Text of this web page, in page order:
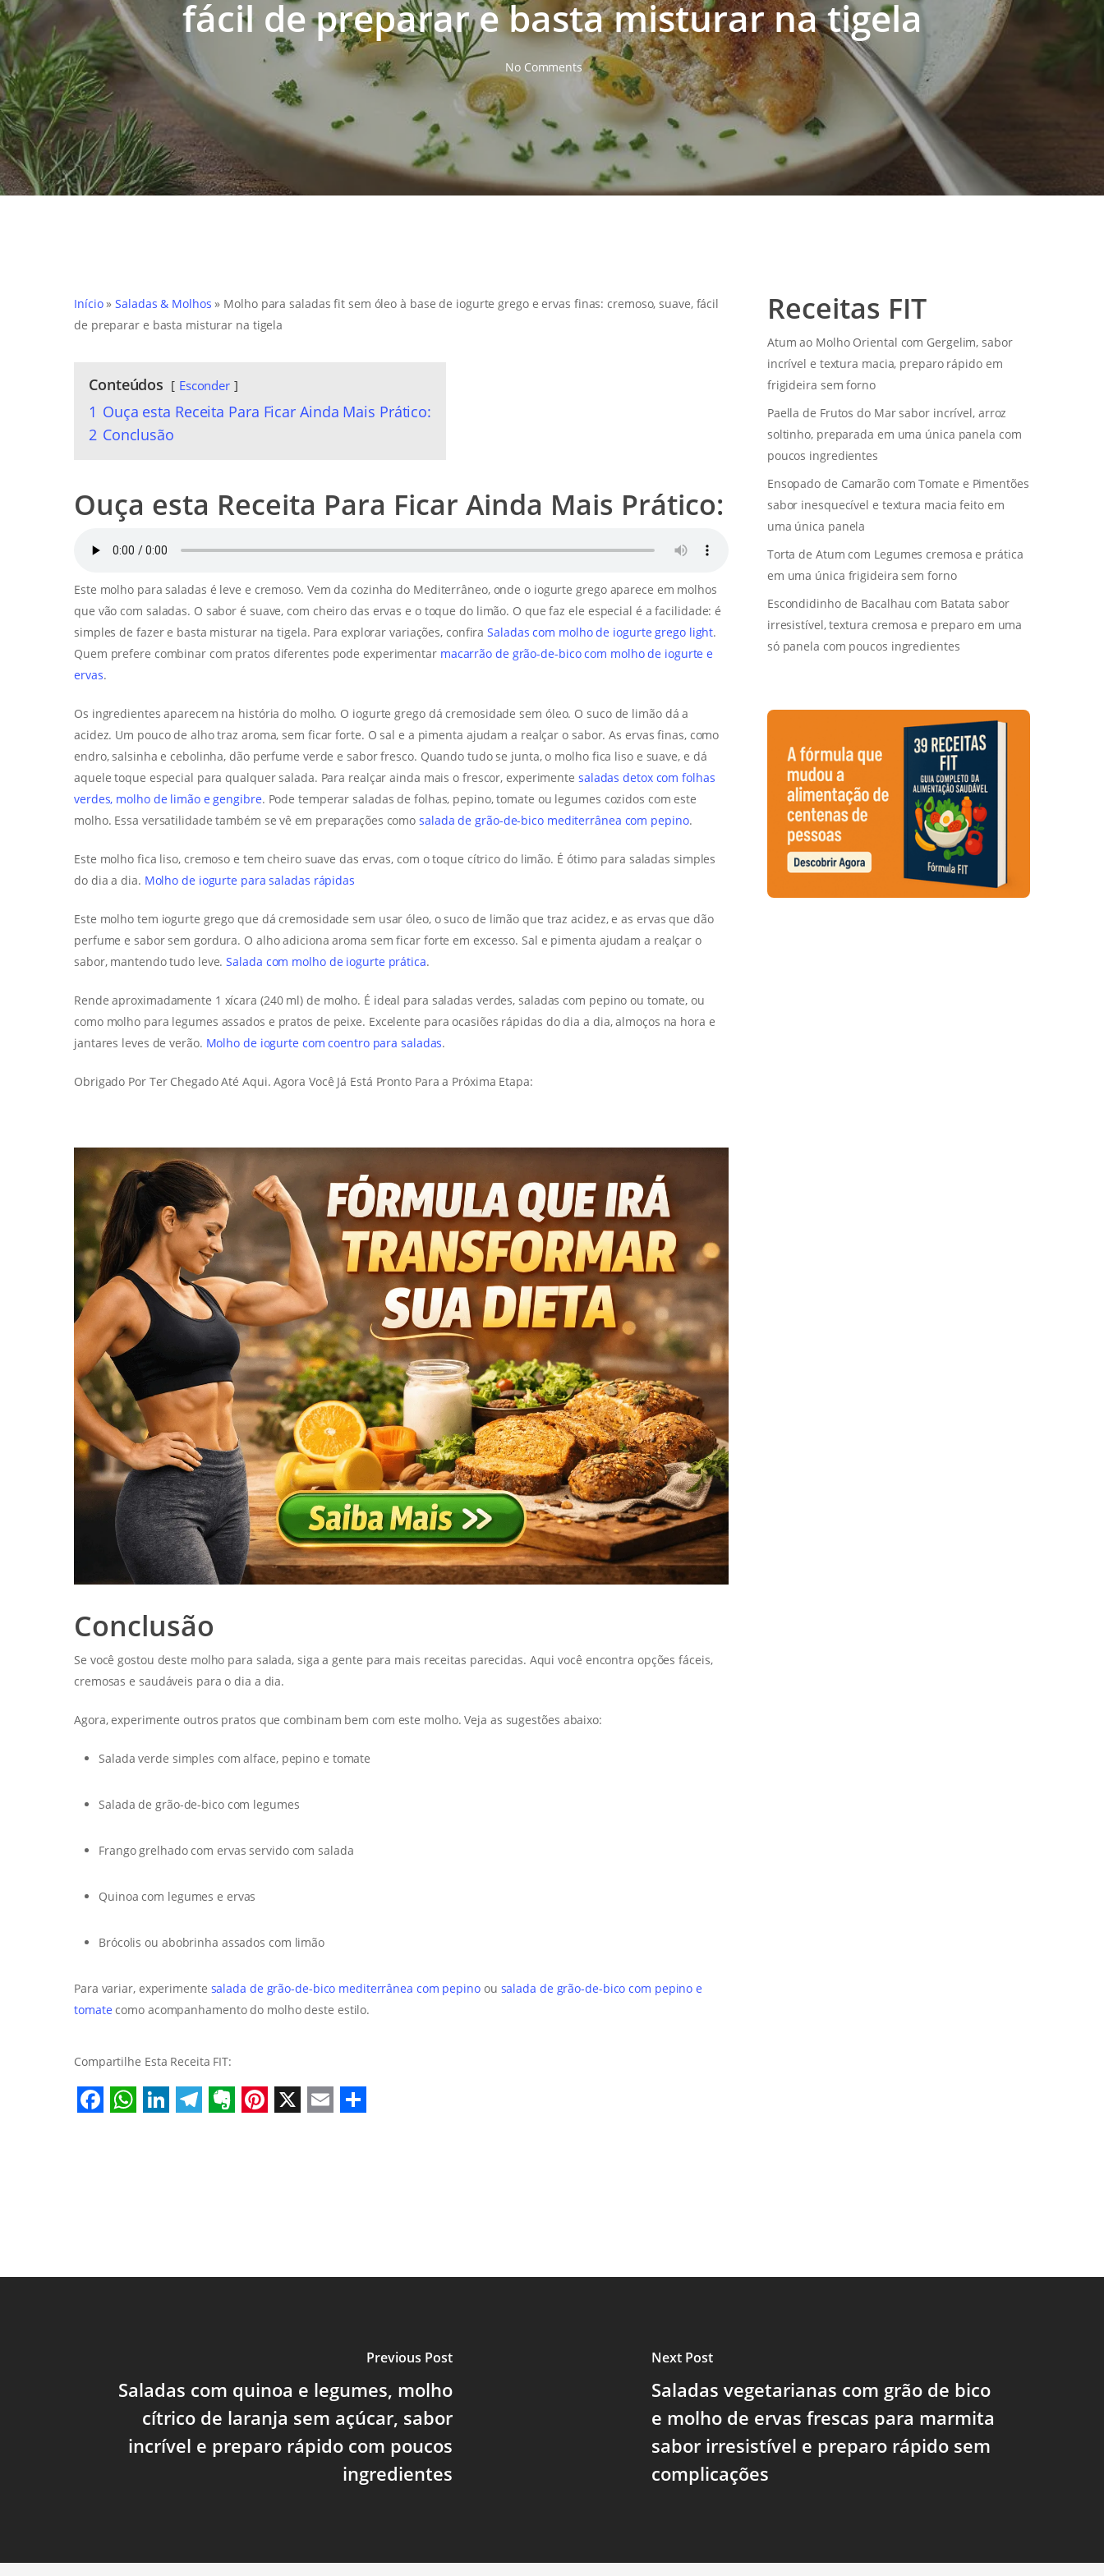
Hit enter to search or ESC to close
fácil de preparar e basta misturar na tigela
No Comments
Início»Saladas & Molhos » Molho para saladas fit sem óleo à base de iogurte grego e ervas finas: cremoso, suave, fácil
de preparar e basta misturar na tigela
Conteúdos Esconder
1 Ouça esta Receita Para Ficar Ainda Mais Prático:
2 Conclusão
Ouça esta Receita Para Ficar Ainda Mais Prático:
Este molho para saladas é leve e cremoso. Vem da cozinha do Mediterrâneo, onde o iogurte grego aparece em molhos
que vão com saladas. O sabor é suave, com cheiro das ervas e o toque do limão. O que faz ele especial é a facilidade: é
simples de fazer e basta misturar na tigela. Para explorar variações, confiraSaladas com molho de iogurte grego light.
Quem prefere combinar com pratos diferentes pode experimentar macarrão de grão-de-bico com molho de iogurte e
ervas.
Os ingredientes aparecem na história do molho. O iogurte grego dá cremosidade sem óleo. O suco de limão dá a
acidez. Um pouco de alho traz aroma, sem ficar forte. O sal e a pimenta ajudam a realçar o sabor. As ervas finas, como
endro, salsinha e cebolinha, dão perfume verde e sabor fresco. Quando tudo se junta, o molho fica liso e suave, e dá
aquele toque especial para qualquer salada. Para realçar ainda mais o frescor, experimente saladas detox com folhas
verdes, molho de limão e gengibre. Pode temperar saladas de folhas, pepino, tomate ou legumes cozidos com este
molho. Essa versatilidade também se vê em preparações comosalada de grão-de-bico mediterrânea com pepino.
Este molho fica liso, cremoso e tem cheiro suave das ervas, com o toque cítrico do limão. É ótimo para saladas simples
do dia a dia. Molho de iogurte para saladas rápidas
Este molho tem iogurte grego que dá cremosidade sem usar óleo, o suco de limão que traz acidez, e as ervas que dão
perfume e sabor sem gordura. O alho adiciona aroma sem ficar forte em excesso. Sal e pimenta ajudam a realçar o
sabor, mantendo tudo leve.Salada com molho de iogurte prática.
Rende aproximadamente 1 xícara (240 ml) de molho. É ideal para saladas verdes, saladas com pepino ou tomate, ou
como molho para legumes assados e pratos de peixe. Excelente para ocasiões rápidas do dia a dia, almoços na hora e
jantares leves de verão. Molho de iogurte com coentro para saladas.
Obrigado Por Ter Chegado Até Aqui. Agora Você Já Está Pronto Para a Próxima Etapa:
Conclusão
Se você gostou deste molho para salada, siga a gente para mais receitas parecidas. Aqui você encontra opções fáceis,
cremosas e saudáveis para o dia a dia.
Agora, experimente outros pratos que combinam bem com este molho. Veja as sugestões abaixo:
Salada verde simples com alface, pepino e tomate
Salada de grão-de-bico com legumes
Frango grelhado com ervas servido com salada
Quinoa com legumes e ervas
Brócolis ou abobrinha assados com limão
Para variar, experimente salada de grão-de-bico mediterrânea com pepinoou salada de grão-de-bico com pepino e
tomate como acompanhamento do molho deste estilo.
Compartilhe Esta Receita FIT:
Receitas FIT
Atum ao Molho Oriental com Gergelim, sabor
incrível e textura macia, preparo rápido em
frigideira sem forno
Paella de Frutos do Mar sabor incrível, arroz
soltinho, preparada em uma única panela com
poucos ingredientes
Ensopado de Camarão com Tomate e Pimentões
sabor inesquecível e textura macia feito em
uma única panela
Torta de Atum com Legumes cremosa e prática
em uma única frigideira sem forno
Escondidinho de Bacalhau com Batata sabor
irresistível, textura cremosa e preparo em uma
só panela com poucos ingredientes
Previous Post
Saladas com quinoa e legumes, molho
cítrico de laranja sem açúcar, sabor
incrível e preparo rápido com poucos
ingredientes
Next Post
Saladas vegetarianas com grão de bico
e molho de ervas frescas para marmita
sabor irresistível e preparo rápido sem
complicações